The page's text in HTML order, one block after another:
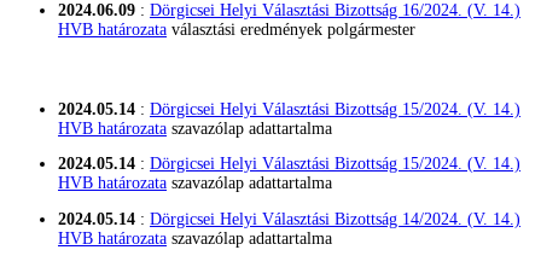
2024.06.09 : Dörgicsei Helyi Választási Bizottság 16/2024. (V. 14.)
HVB határozata választási eredmények polgármester
2024.05.14 : Dörgicsei Helyi Választási Bizottság 15/2024. (V. 14.)
HVB határozata szavazólap adattartalma
2024.05.14 : Dörgicsei Helyi Választási Bizottság 15/2024. (V. 14.)
HVB határozata szavazólap adattartalma
2024.05.14 : Dörgicsei Helyi Választási Bizottság 14/2024. (V. 14.)
HVB határozata szavazólap adattartalma